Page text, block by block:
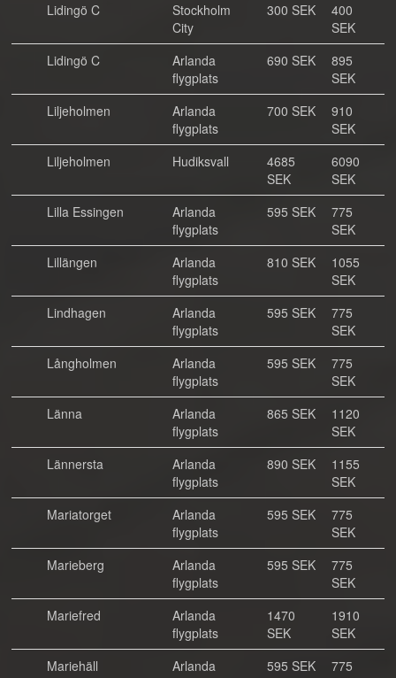
Lidingö C
Stockholm
City
300 SEK
400
SEK
Lidingö C
Arlanda
flygplats
690 SEK
895
SEK
Liljeholmen
Arlanda
flygplats
700 SEK
910
SEK
Liljeholmen
Hudiksvall
4685
SEK
6090
SEK
Lilla Essingen
Arlanda
flygplats
595 SEK
775
SEK
Lillängen
Arlanda
flygplats
810 SEK
1055
SEK
Lindhagen
Arlanda
flygplats
595 SEK
775
SEK
Långholmen
Arlanda
flygplats
595 SEK
775
SEK
Länna
Arlanda
flygplats
865 SEK
1120
SEK
Lännersta
Arlanda
flygplats
890 SEK
1155
SEK
Mariatorget
Arlanda
flygplats
595 SEK
775
SEK
Marieberg
Arlanda
flygplats
595 SEK
775
SEK
Mariefred
Arlanda
flygplats
1470
SEK
1910
SEK
Mariehäll
Arlanda
595 SEK
775